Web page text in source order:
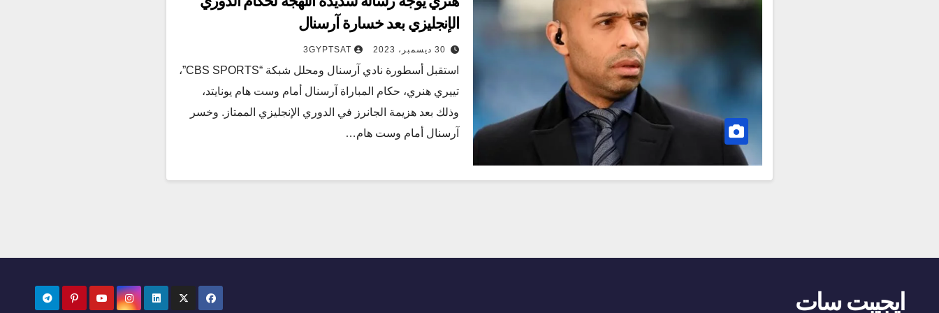
الإنجليزي بعد خسارة آرسنال
30 ديسمبر، 2023 3GYPTSAT
استقبل أسطورة نادي آرسنال ومحلل شبكة “CBS SPORTS”،
تييري هنري، حكام المباراة آرسنال أمام وست هام يونايتد،
وذلك بعد هزيمة الجانرز في الدوري الإنجليزي الممتاز. وخسر
آرسنال أمام وست هام…
ايجيبت سات